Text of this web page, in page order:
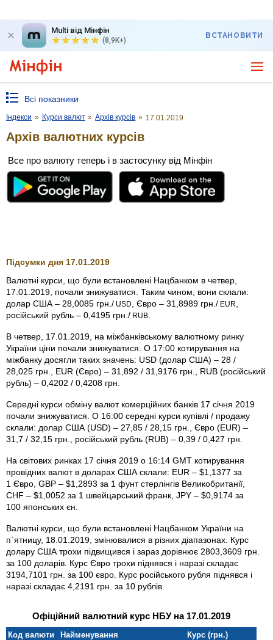
Multi від Мінфін
(8,9K+)
ВСТАНОВИТИ
Всі показники
Індекси » Курси валют » Архів курсів » 17.01.2019
Архів валютних курсів
Все про валюту теперь і в застосунку від Мінфін
Підсумки дня 17.01.2019
Валютні курси, що були встановлені Нацбанком в четвер,
17.01.2019, почали знижуватися. Таким чином, вони склали:
долар США – 28,0085 грн./ USD , Євро – 31,8989 грн./ EUR
російський рубль – 0,4195 грн./ RUB
В четвер, 17.01.2019, на міжбанківському валютному ринку
України ціни почали знижуватися. О 17:00 котирування на
міжбанку досягли таких значень: USD (долар США) – 28 /
28,025 грн., EUR (Євро) – 31,892 / 31,9176 грн., RUB (російський
рубль) – 0,4202 / 0,4208 грн.
Середні курси обміну валют комерційних банків 17 січня 2019
почали знижуватися. О 16:00 середні курси купівлі / продажу
склали: долар США (USD) – 27,85 / 28,15 грн., Євро (EUR) –
31,7 / 32,15 грн., російський рубль (RUB) – 0,39 / 0,427 грн.
На світових ринках 17 січня 2019 о 16:14 GMT котирування
провідних валют в доларах США склали: EUR – $1,1377 за
1 Євро, GBP – $1,2893 за 1 фунт стерлінгів Велико­британії,
CHF – $1,0052 за 1 швейцарський франк, JPY – $0,9174 за
100 японських єн.
Валютні курси, що були встановлені Нацбанком України на
п`ятницу, 18.01.2019, змінювалися в різних діапазонах. Курс
долару США трохи підвищився і зараз дорівнює 2803,3609 грн.
за 100 доларів. Курс Євро трохи піднявся і наразі складає
3194,7101 грн. за 100 євро. Курс російського рубля піднявся і
наразі складає 4,2191 грн. за 10 рублів.
Офіційний валютний курс НБУ на 17.01.2019
Код валюти Найменування
Курс (грн.)